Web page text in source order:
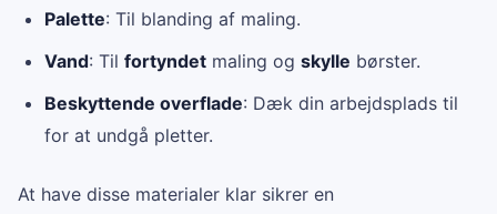
Palette: Til blanding af maling.
Vand: Til fortyndet maling og skylle børster.
Beskyttende overflade: Dæk din arbejdsplads til
for at undgå pletter.
At have disse materialer klar sikrer en